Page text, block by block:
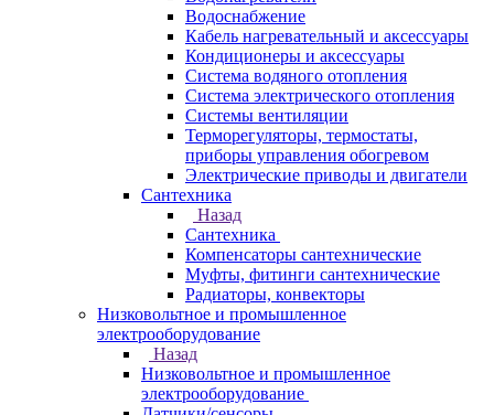
Водоснабжение
Кабель нагревательный и аксессуары
Кондиционеры и аксессуары
Система водяного отопления
Система электрического отопления
Системы вентиляции
Терморегуляторы, термостаты,
приборы управления обогревом
Электрические приводы и двигатели
Сантехника
Назад
Сантехника
Компенсаторы сантехнические
Муфты, фитинги сантехнические
Радиаторы, конвекторы
Низковольтное и промышленное
электрооборудование
Назад
Низковольтное и промышленное
электрооборудование